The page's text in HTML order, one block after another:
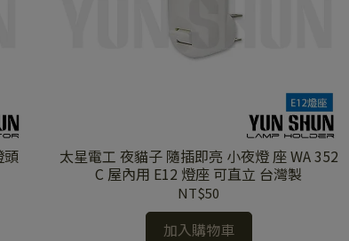
頭
太星電工 夜貓子 隨插即亮 小夜燈 座 WA 352
C 屋內用 E12 燈座 可直立 台灣製
NT$50
加入購物車